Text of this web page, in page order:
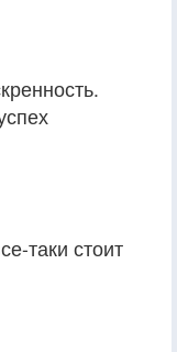
таки стоит